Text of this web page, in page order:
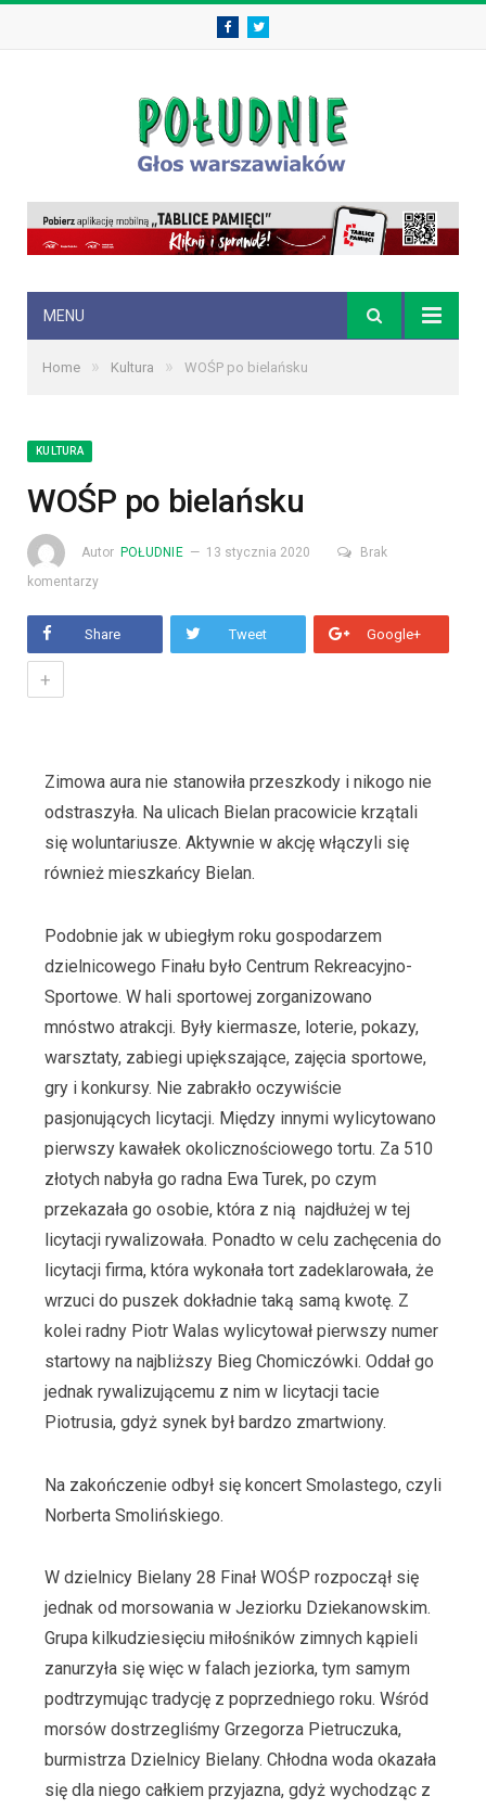
FacebookTwitter
MENU
Home » Kultura » WOŚP po bielańsku
KULTURA
WOŚP po bielańsku
Autor POŁUDNIE 13 stycznia 2020
Brak
komentarzy
Share Tweet Google+
+
Zimowa aura nie stanowiła przeszkody i nikogo nie
odstraszyła. Na ulicach Bielan pracowicie krzątali
się woluntariusze. Aktywnie w akcję włączyli się
również mieszkańcy Bielan.
Podobnie jak w ubiegłym roku gospodarzem
dzielnicowego Finału było Centrum Rekreacyjno-
Sportowe. W hali sportowej zorganizowano
mnóstwo atrakcji. Były kiermasze, loterie, pokazy,
warsztaty, zabiegi upiększające, zajęcia sportowe,
gry i konkursy. Nie zabrakło oczywiście
pasjonujących licytacji. Między innymi wylicytowano
pierwszy kawałek okolicznościowego tortu. Za 510
złotych nabyła go radna Ewa Turek, po czym
przekazała go osobie, która z nią najdłużej w tej
licytacji rywalizowała. Ponadto w celu zachęcenia do
licytacji firma, która wykonała tort zadeklarowała, że
wrzuci do puszek dokładnie taką samą kwotę. Z
kolei radny Piotr Walas wylicytował pierwszy numer
startowy na najbliższy Bieg Chomiczówki. Oddał go
jednak rywalizującemu z nim w licytacji tacie
Piotrusia, gdyż synek był bardzo zmartwiony.
Na zakończenie odbył się koncert Smolastego, czyli
Norberta Smolińskiego.
W dzielnicy Bielany 28 Finał WOŚP rozpoczął się
jednak od morsowania w Jeziorku Dziekanowskim.
Grupa kilkudziesięciu miłośników zimnych kąpieli
zanurzyła się więc w falach jeziorka, tym samym
podtrzymując tradycję z poprzedniego roku. Wśród
morsów dostrzegliśmy Grzegorza Pietruczuka,
burmistrza Dzielnicy Bielany. Chłodna woda okazała
się dla niego całkiem przyjazna, gdyż wychodząc z